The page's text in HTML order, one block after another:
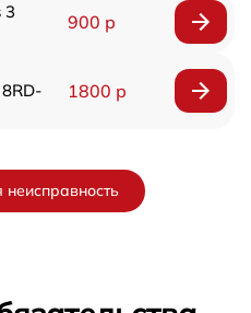
3
900 р
1800 р